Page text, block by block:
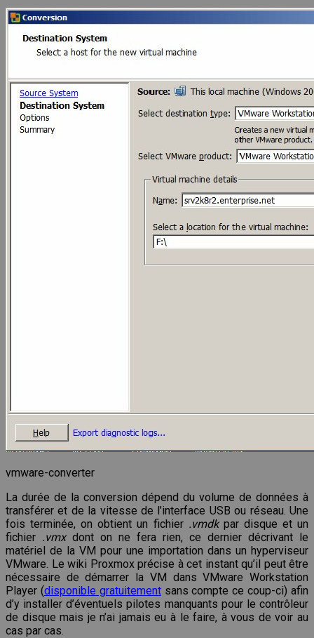
vmware-converter
La durée de la conversion dépend du volume de données à
transférer et de la vitesse de l’interface USB ou réseau. Une
fois terminée, on obtient un fichier .vmdkpar disque et un
fichier .vmxdont on ne fera rien, ce dernier décrivant le
matériel de la VM pour une importation dans un hyperviseur
VMware. Le wiki Proxmox précise à cet instant qu’il peut être
nécessaire de démarrer la VM dans VMware Workstation
Player (disponible gratuitementsans compte ce coup-ci) afin
d’y installer d’éventuels pilotes manquants pour le contrôleur
de disque mais je n’ai jamais eu à le faire, à vous de voir au
cas par cas.